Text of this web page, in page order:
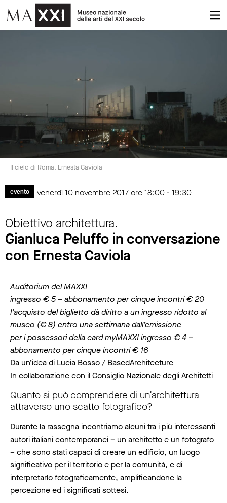
Il cielo di Roma. Ernesta Caviola
evento venerdì 10 novembre 2017 ore 18:00 - 19:30
Obiettivo architettura.
Gianluca Peluffo in conversazione
con Ernesta Caviola
Auditorium del MAXXI
ingresso € 5 – abbonamento per cinque incontri € 20
l’acquisto del biglietto dà diritto a un ingresso ridotto al
museo (€ 8) entro una settimana dall’emissione
per i possessori della card myMAXXI ingresso € 4 –
abbonamento per cinque incontri € 16
Da un’idea di Lucia Bosso / BasedArchitecture
In collaborazione con il Consiglio Nazionale degli Architetti
Quanto si può comprendere di un’architettura
attraverso uno scatto fotografico?
Durante la rassegna incontriamo alcuni tra i più interessanti
autori italiani contemporanei – un architetto e un fotografo
– che sono stati capaci di creare un edificio, un luogo
significativo per il territorio e per la comunità, e di
interpretarlo fotograficamente, amplificandone la
percezione ed i significati sottesi.